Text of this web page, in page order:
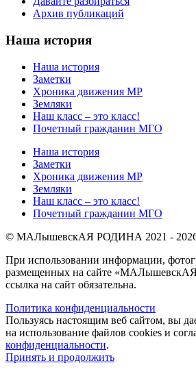
Архив публикаций
Наша история
Наша история
Заметки
Хроника движения МР
Земляки
Наш класс – это класс!
Почетный гражданин МГО
Наша история
Заметки
Хроника движения МР
Земляки
Наш класс – это класс!
Почетный гражданин МГО
© МАЛышевскАЯ РОДИНА 2021 -
При использовании информации,
размещенных на сайте
ссылка на сайт обязательна.
Политика конфиденциальности
Пользуясь настоящим веб сайтом, вы
на использование файлов cookies и
конфиденциальности.
Принять и продолжить